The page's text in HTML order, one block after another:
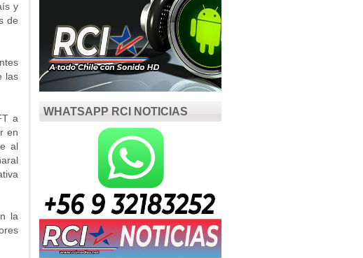
y
de
las
a
en
al
la
WHATSAPP RCI NOTICIAS